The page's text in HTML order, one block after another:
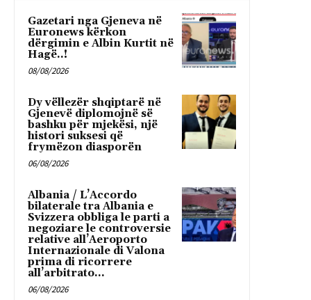
Gazetari nga Gjeneva në
Euronews kërkon
dërgimin e Albin Kurtit në
Hagë..!
08/08/2026
Dy vëllezër shqiptarë në
Gjenevë diplomojnë së
bashku për mjekësi, një
histori suksesi që
frymëzon diasporën
06/08/2026
Albania / L’Accordo
bilaterale tra Albania e
Svizzera obbliga le parti a
negoziare le controversie
relative all’Aeroporto
Internazionale di Valona
prima di ricorrere
all’arbitrato...
06/08/2026